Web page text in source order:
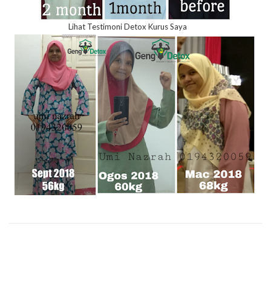
Lihat Testimoni Detox Kurus Saya